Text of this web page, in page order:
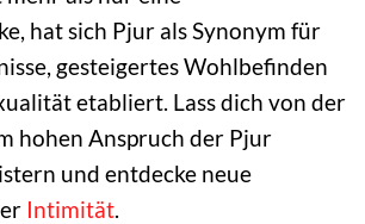
hat sich Pjur als Synonym für
gesteigertes Wohlbefinden
etabliert. Lass dich von der
hohen Anspruch der Pjur
und entdecke neue
Intimität.